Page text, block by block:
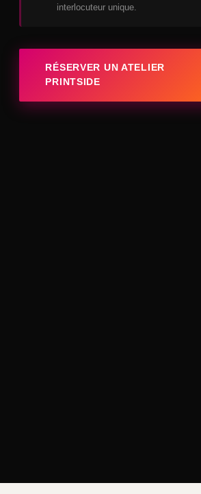
interlocuteur unique.
RÉSERVER UN ATELIER
PRINTSIDE